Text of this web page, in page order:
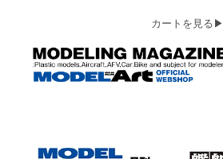
カートを見る▶︎